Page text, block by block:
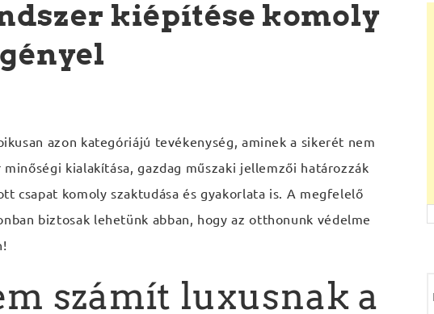
kiépítése komoly
azon kategóriájú tevékenység, aminek a sikerét nem
kialakítása, gazdag műszaki jellemzői határozzák
csapat komoly szaktudása és gyakorlata is. A megfelelő
biztosak lehetünk abban, hogy az otthonunk védelme
számít luxusnak a
e